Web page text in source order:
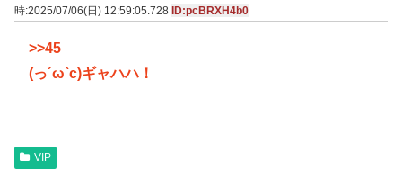
時:2025/07/06(日) 12:59:05.728 ID:pcBRXH4b0
>>45
(っ´ω`c)ギャハハ！
VIP